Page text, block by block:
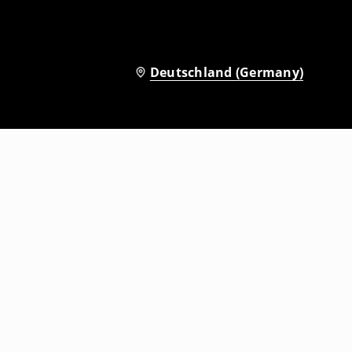
Deutschland (Germany)